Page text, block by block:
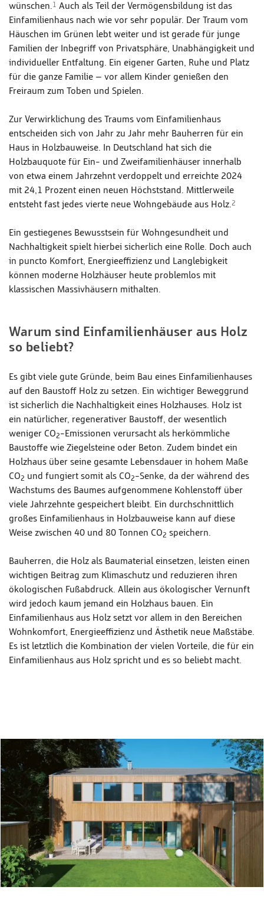
wünschen. 1 Auch als Teil der Vermögensbildung ist das
Einfamilienhaus nach wie vor sehr populär. Der Traum vom
Häuschen im Grünen lebt weiter und ist gerade für junge
Familien der Inbegriff von Privatsphäre, Unabhängigkeit und
individueller Entfaltung. Ein eigener Garten, Ruhe und Platz
für die ganze Familie – vor allem Kinder genießen den
Freiraum zum Toben und Spielen.
Zur Verwirklichung des Traums vom Einfamilienhaus
entscheiden sich von Jahr zu Jahr mehr Bauherren für ein
Haus in Holzbauweise. In Deutschland hat sich die
Holzbauquote für Ein- und Zweifamilienhäuser innerhalb
von etwa einem Jahrzehnt verdoppelt und erreichte 2024
mit 24,1 Prozent einen neuen Höchststand. Mittlerweile
entsteht fast jedes vierte neue Wohngebäude aus Holz. 2
Ein gestiegenes Bewusstsein für Wohngesundheit und
Nachhaltigkeit spielt hierbei sicherlich eine Rolle. Doch auch
in puncto Komfort, Energieeffizienz und Langlebigkeit
können moderne Holzhäuser heute problemlos mit
klassischen Massivhäusern mithalten.
Warum sind Einfamilienhäuser aus Holz
so beliebt?
Es gibt viele gute Gründe, beim Bau eines Einfamilienhauses
auf den Baustoff Holz zu setzen. Ein wichtiger Beweggrund
ist sicherlich die Nachhaltigkeit eines Holzhauses. Holz ist
ein natürlicher, regenerativer Baustoff, der wesentlich
weniger CO2-Emissionen verursacht als herkömmliche
Baustoffe wie Ziegelsteine oder Beton. Zudem bindet ein
Holzhaus über seine gesamte Lebensdauer in hohem Maße
CO2 und fungiert somit als CO2-Senke, da der während des
Wachstums des Baumes aufgenommene Kohlenstoff über
viele Jahrzehnte gespeichert bleibt. Ein durchschnittlich
großes Einfamilienhaus in Holzbauweise kann auf diese
Weise zwischen 40 und 80 Tonnen CO2 speichern.
Bauherren, die Holz als Baumaterial einsetzen, leisten einen
wichtigen Beitrag zum Klimaschutz und reduzieren ihren
ökologischen Fußabdruck. Allein aus ökologischer Vernunft
wird jedoch kaum jemand ein Holzhaus bauen. Ein
Einfamilienhaus aus Holz setzt vor allem in den Bereichen
Wohnkomfort, Energieeffizienz und Ästhetik neue Maßstäbe.
Es ist letztlich die Kombination der vielen Vorteile, die für ein
Einfamilienhaus aus Holz spricht und es so beliebt macht.